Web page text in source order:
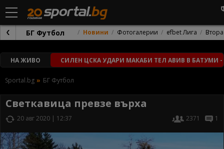
БГ Футбол Новини Фотогалерии efbet Лига
НА ЖИВО СИЛЕН ЦСКА УДАРИ МАКАБИ ТЕЛ АВИВ В БАТУМИ
Sportal.bg БГ Футбол
Светкавица превзе върха
20 авг 2020 | 12:37 2371 1